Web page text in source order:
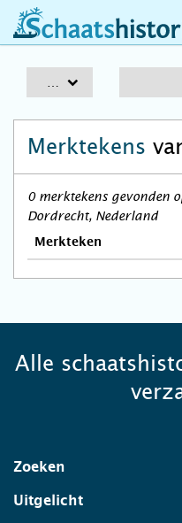
schaatshistorie.nl
Merktekens
0 merktekens gevonden
Dordrecht, Nederland
Merkteken
Alle
Zoeken
Uitgelicht